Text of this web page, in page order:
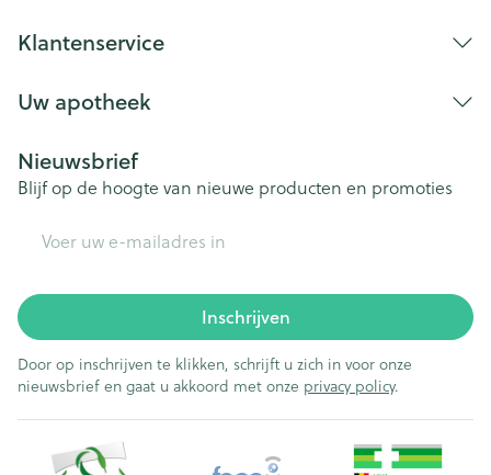
Klantenservice
Uw apotheek
Nieuwsbrief
Blijf op de hoogte van nieuwe producten en promoties
Inschrijven
Door op inschrijven te klikken, schrijft u zich in voor onze
nieuwsbrief en gaat u akkoord met onze privacy policy.